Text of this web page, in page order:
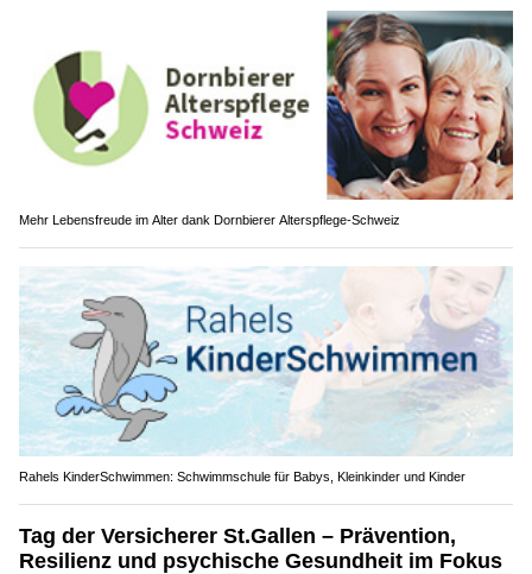
Mehr Lebensfreude im Alter dank Dornbierer Alterspflege-Schweiz
Rahels KinderSchwimmen: Schwimmschule für Babys, Kleinkinder und Kinder
Tag der Versicherer St.Gallen – Prävention,
Resilienz und psychische Gesundheit im Fokus